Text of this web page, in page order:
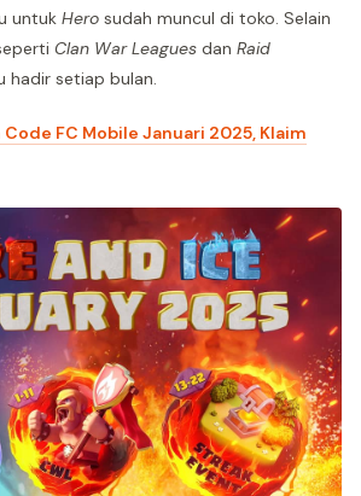
untuk Hero sudah muncul di toko. Selain
Clan War Leagues dan Raid
hadir setiap bulan.
FC Mobile Januari 2025, Klaim